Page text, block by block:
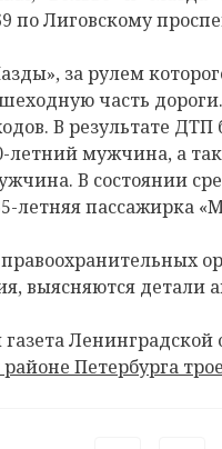
по Лиговскому
за рулем
часть
В результате
летний мужчина, а
В состоянии
летняя пассажирка
выясняются детали
Ленинградской
Петербурга